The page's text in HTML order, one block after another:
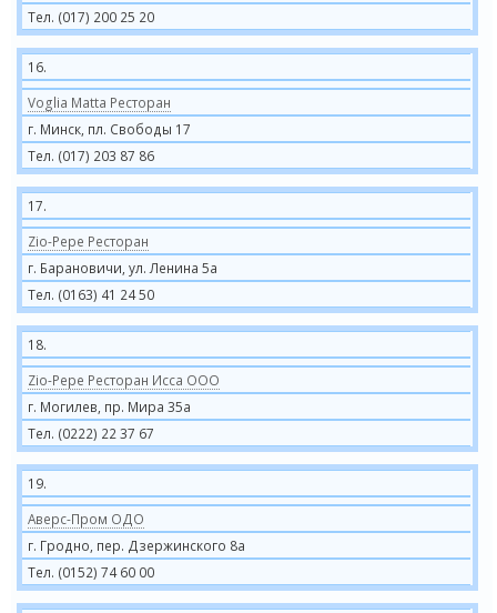
Тел. (017) 200 25 20
16.
Voglia Matta Ресторан
г. Минск, пл. Свободы 17
Тел. (017) 203 87 86
17.
Zio-Pepe Ресторан
г. Барановичи, ул. Ленина 5а
Тел. (0163) 41 24 50
18.
Zio-Pepe Ресторан Исса ООО
г. Могилев, пр. Мира 35а
Тел. (0222) 22 37 67
19.
Аверс-Пром ОДО
г. Гродно, пер. Дзержинского 8а
Тел. (0152) 74 60 00